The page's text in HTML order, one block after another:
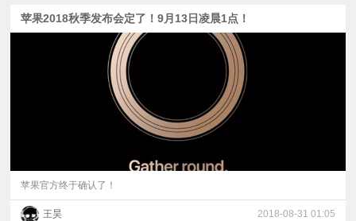
苹果2018秋季发布会定了！9月13日凌晨1点！
苹果官方终于确认了！
王昊 2018-08-31 01:05